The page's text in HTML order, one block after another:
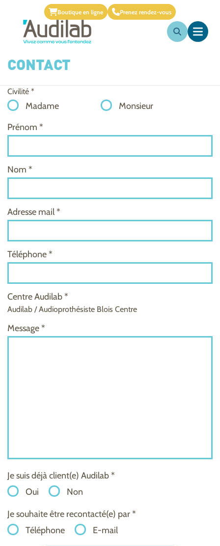
Boutique en ligne Prenez rendez-vous
CONTACT
Civilité *
Madame
Monsieur
Prénom *
Nom *
Adresse mail *
Téléphone *
Centre Audilab *
Audilab / Audioprothésiste Blois Centre
Message *
Je suis déjà client(e) Audilab *
Oui
Non
Je souhaite être recontacté(e) par *
Téléphone
E-mail